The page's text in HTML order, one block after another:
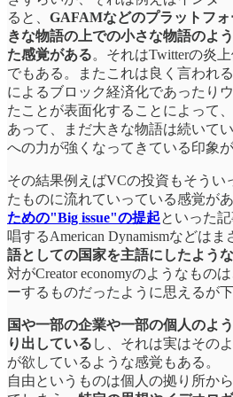
ると、 GAFAMなどのプラットフ
きな物語の上での小さな物語のよ
た感覚がある。それはTwitterの炎
でもある。またこれは良く言われ
によるブロック経済化であったり
たことが表面化することによって
あって、まだ大きな物語は続いて
への力が強くなってきている印象が
その結果例えばVCの投資もそうい
たものに流れていっている感覚があ
ための"Big issue"の提起といった
唱するAmerican Dynamismなどは
語としての国家を主語にしたよう
対がCreator economyのようなもの
ーするものだったように思えるが下
国や一部の企業や一部の個人のよ
り出している し、それは実はその
が欲しているような感覚もある。
自由というものは個人の拠り所か